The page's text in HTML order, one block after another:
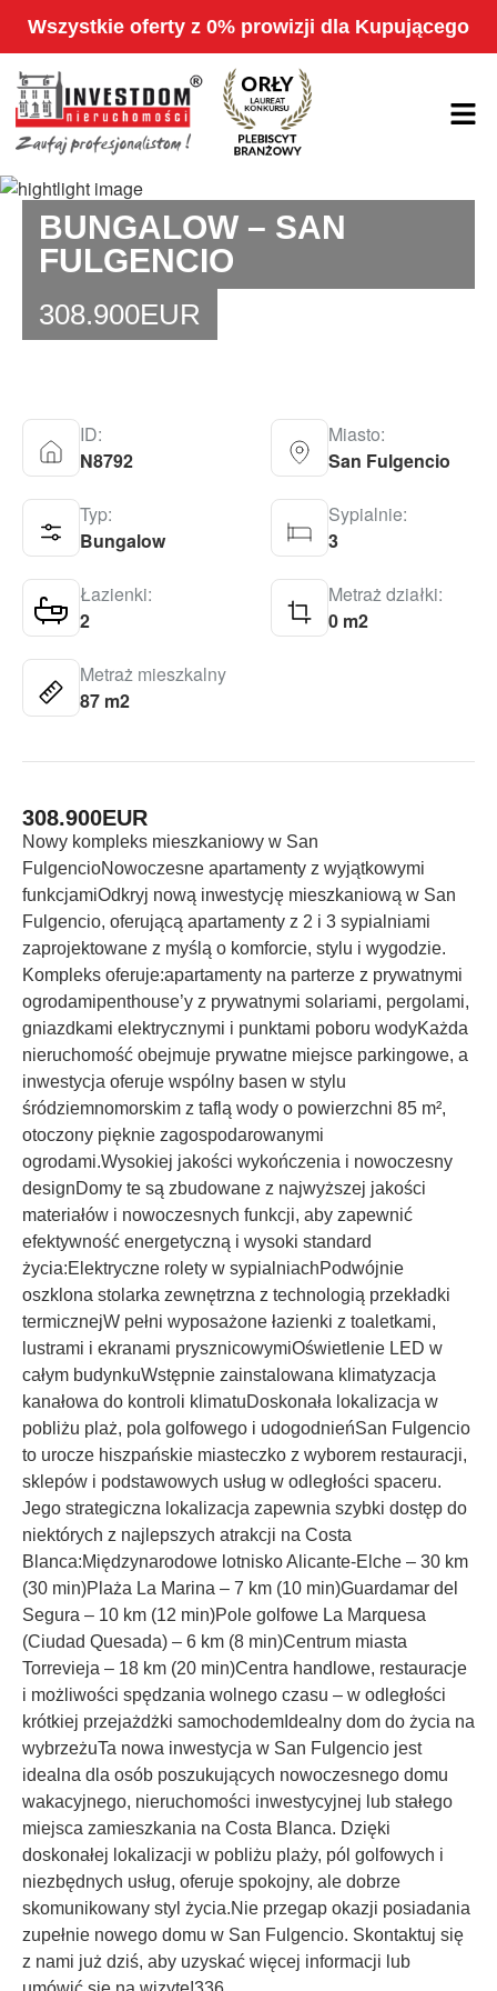
Wszystkie oferty z 0% prowizji dla Kupującego
BUNGALOW – SAN
FULGENCIO
308.900EUR
ID:
N8792
Miasto:
San Fulgencio
Typ:
Bungalow
Sypialnie:
3
Łazienki:
2
Metraż działki:
0 m2
Metraż mieszkalny
87 m2
308.900EUR
Nowy kompleks mieszkaniowy w San
FulgencioNowoczesne apartamenty z wyjątkowymi
funkcjamiOdkryj nową inwestycję mieszkaniową w San
Fulgencio, oferującą apartamenty z 2 i 3 sypialniami
zaprojektowane z myślą o komforcie, stylu i wygodzie.
Kompleks oferuje:apartamenty na parterze z prywatnymi
ogrodamipenthouse’y z prywatnymi solariami, pergolami,
gniazdkami elektrycznymi i punktami poboru wodyKażda
nieruchomość obejmuje prywatne miejsce parkingowe, a
inwestycja oferuje wspólny basen w stylu
śródziemnomorskim z taflą wody o powierzchni 85 m²,
otoczony pięknie zagospodarowanymi
ogrodami.Wysokiej jakości wykończenia i nowoczesny
designDomy te są zbudowane z najwyższej jakości
materiałów i nowoczesnych funkcji, aby zapewnić
efektywność energetyczną i wysoki standard
życia:Elektryczne rolety w sypialniachPodwójnie
oszklona stolarka zewnętrzna z technologią przekładki
termicznejW pełni wyposażone łazienki z toaletkami,
lustrami i ekranami prysznicowymiOświetlenie LED w
całym budynkuWstępnie zainstalowana klimatyzacja
kanałowa do kontroli klimatuDoskonała lokalizacja w
pobliżu plaż, pola golfowego i udogodnieńSan Fulgencio
to urocze hiszpańskie miasteczko z wyborem restauracji,
sklepów i podstawowych usług w odległości spaceru.
Jego strategiczna lokalizacja zapewnia szybki dostęp do
niektórych z najlepszych atrakcji na Costa
Blanca:Międzynarodowe lotnisko Alicante-Elche – 30 km
(30 min)Plaża La Marina – 7 km (10 min)Guardamar del
Segura – 10 km (12 min)Pole golfowe La Marquesa
(Ciudad Quesada) – 6 km (8 min)Centrum miasta
Torrevieja – 18 km (20 min)Centra handlowe, restauracje
i możliwości spędzania wolnego czasu – w odległości
krótkiej przejażdżki samochodemIdealny dom do życia na
wybrzeżuTa nowa inwestycja w San Fulgencio jest
idealna dla osób poszukujących nowoczesnego domu
wakacyjnego, nieruchomości inwestycyjnej lub stałego
miejsca zamieszkania na Costa Blanca. Dzięki
doskonałej lokalizacji w pobliżu plaży, pól golfowych i
niezbędnych usług, oferuje spokojny, ale dobrze
skomunikowany styl życia.Nie przegap okazji posiadania
zupełnie nowego domu w San Fulgencio. Skontaktuj się
z nami już dziś, aby uzyskać więcej informacji lub